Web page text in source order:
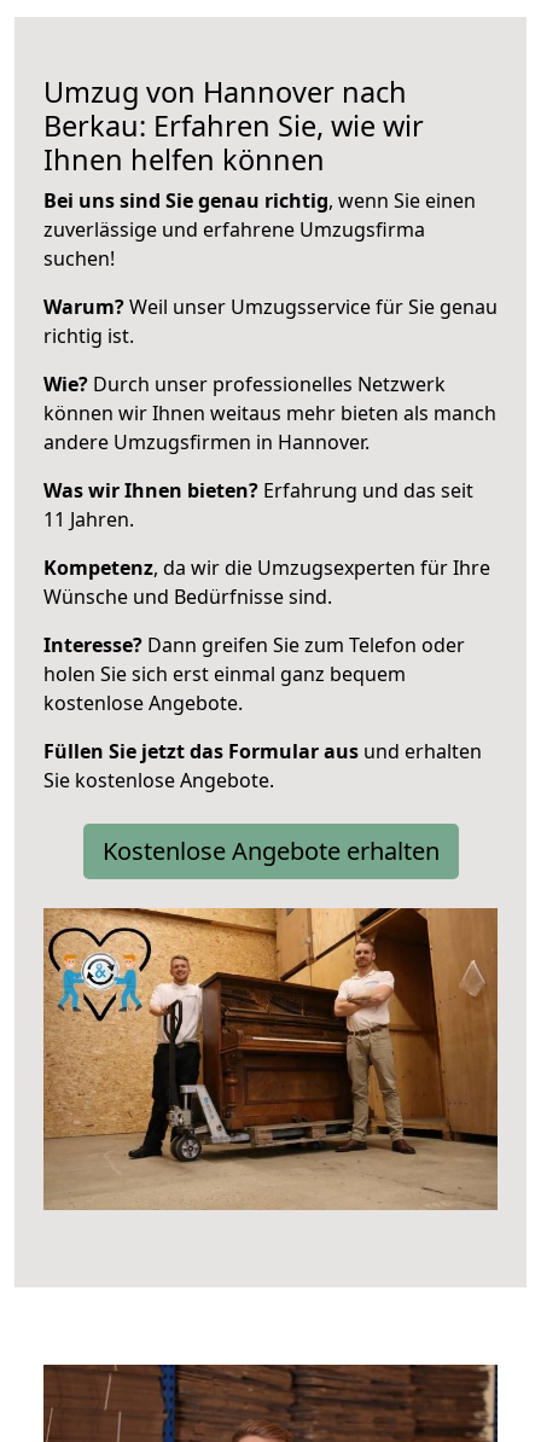
Umzug von Hannover nach
Berkau: Erfahren Sie, wie wir
Ihnen helfen können
Bei uns sind Sie genau richtig, wenn Sie einen
zuverlässige und erfahrene Umzugsfirma
suchen!
Warum?Weil unser Umzugsservice für Sie genau
richtig ist.
Wie? Durch unser professionelles Netzwerk
können wir Ihnen weitaus mehr bieten als manch
andere Umzugsfirmen in Hannover.
Was wir Ihnen bieten? Erfahrung und das seit
11 Jahren.
Kompetenz, da wir die Umzugsexperten für Ihre
Wünsche und Bedürfnisse sind.
Interesse? Dann greifen Sie zum Telefon oder
holen Sie sich erst einmal ganz bequem
kostenlose Angebote.
Füllen Sie jetzt das Formular aus und erhalten
Sie kostenlose Angebote.
Kostenlose Angebote erhalten